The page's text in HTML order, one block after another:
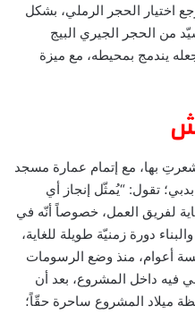
اختيار الحجر الرملي، بشكل
من الحجر الجيري البيج
يندمج بمحيطه، مع ميزة
بها، مع إتمام عمارة مسجد
تقول: “يُمثّل إنجاز أي
لفريق العمل، خصوصاً أنّه في
دورة زمنيّة طويلة للغاية،
أعوام، منذ وضع الرسومات
فيه داخل المشروع، بعد أن
ميلاد المشروع ساحرة حقّاً؛